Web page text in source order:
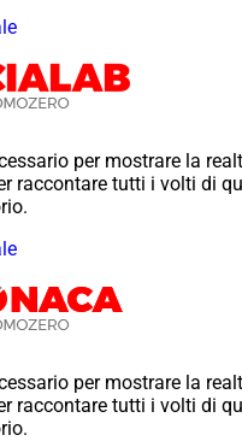
per mostrare la
raccontare tutti i volti di
per mostrare la
raccontare tutti i volti di